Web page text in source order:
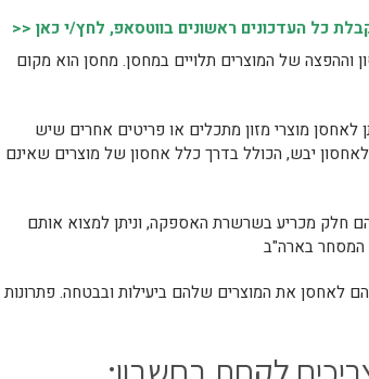
כל העדכונים ראשונים בווטסאפ, לחץ/י כאן <<
של המוצרים תלויים במחסן. מחסן הוא מקום
לאחסן מוצרי מזון מתכלים או פריטים אחרים שיש
יבש, הכולל בדרך כלל אחסון של מוצרים שאינם
חלק מכריע בשרשרת האספקה, וניתן למצוא אותם
המסחר בארה"ב
לאחסן את המוצרים שלהם ביעילות ובבטחה. פתרונות